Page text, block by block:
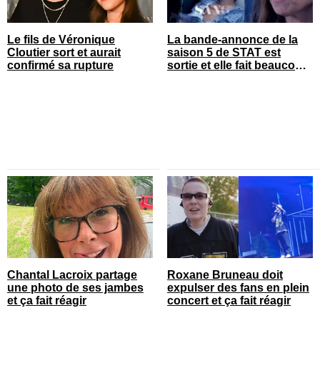
Le fils de Véronique
Cloutier sort et aurait
confirmé sa rupture
La bande-annonce de la
saison 5 de STAT est
sortie et elle fait beaucoup
Chantal Lacroix partage
une photo de ses jambes
et ça fait réagir
Roxane Bruneau doit
expulser des fans en plein
concert et ça fait réagir